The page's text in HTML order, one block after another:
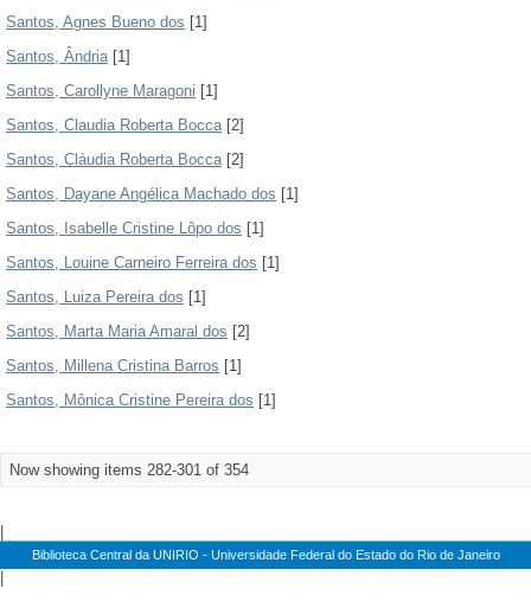
Santos, Agnes Bueno dos [1]
Santos, Ândria[1]
Santos, Carollyne Maragoni [1]
Santos, Claudia Roberta Bocca[2]
Santos, Cláudia Roberta Bocca[2]
Santos, Dayane Angélica Machado dos [1]
Santos, Isabelle Cristine Lôpo dos [1]
Santos, Louine Carneiro Ferreira dos [1]
Santos, Luiza Pereira dos [1]
Santos, Marta Maria Amaral dos [2]
Santos, Millena Cristina Barros [1]
Santos, Mônica Cristine Pereira dos [1]
Now showing items 282-301 of 354
Biblioteca Central da UNIRIO - Universidade Federal do Estado do Rio de Janeiro